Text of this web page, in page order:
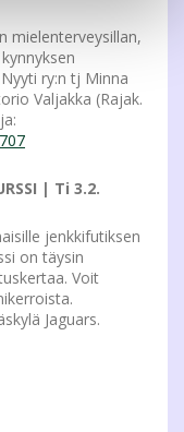
mielenterveysillan,
ry:n tj Minna
Valjakka (Rajak.
| Ti 3.2.
jenkkifutiksen
on täysin
Voit
Jaguars.